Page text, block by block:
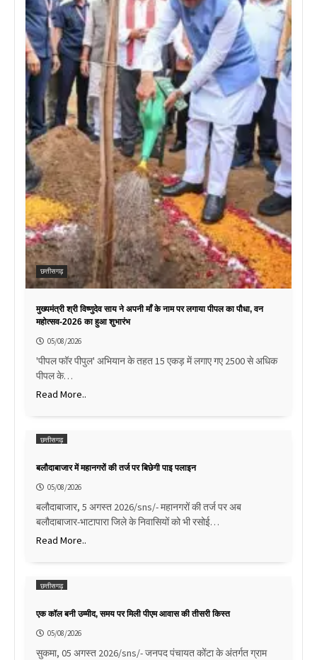
छत्तीसगढ़
मुख्यमंत्री श्री विष्णुदेव साय ने अपनी माँ के नाम पर लगाया पीपल का पौधा, वन
महोत्सव-2026 का हुआ शुभारंभ
05/08/2026
'पीपल फॉर पीपुल' अभियान के तहत 15 एकड़ में लगाए गए 2500 से अधिक
पीपल के…
Read More..
छत्तीसगढ़
बलौदाबाजार में महानगरों की तर्ज पर बिछेगी पाइ पलाइन
05/08/2026
बलौदाबाजार, 5 अगस्त 2026/sns/- महानगरों की तर्ज पर अब
बलौदाबाजार-भाटापारा जिले के निवासियों को भी रसोई…
Read More..
छत्तीसगढ़
एक कॉल बनी उम्मीद, समय पर मिली पीएम आवास की तीसरी किस्त
05/08/2026
सुकमा, 05 अगस्त 2026/sns/- जनपद पंचायत कोंटा के अंतर्गत ग्राम